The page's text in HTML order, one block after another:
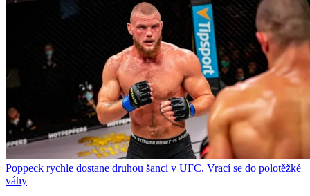
Poppeck rychle dostane druhou šanci v UFC. Vrací se do polotěžké
váhy